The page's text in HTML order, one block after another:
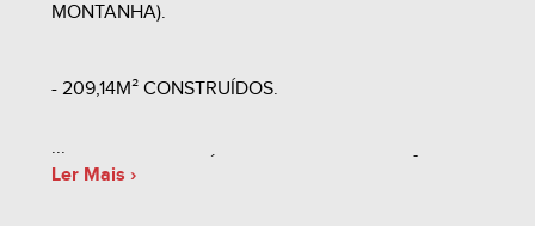
MONTANHA).
- 209,14M² CONSTRUÍDOS.
- UNIDADES COM ÁREA DE 51,81 A 52,98M²
Ler Mais ›